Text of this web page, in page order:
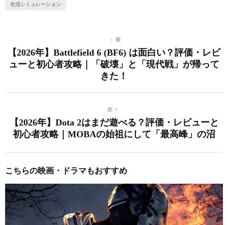
生活シミュレーション
前
【2026年】Battlefield 6 (BF6) は面白い？評価・レビ
ューと初心者攻略｜「破壊」と「現代戦」が帰って
きた！
次
【2026年】Dota 2はまだ遊べる？評価・レビューと
初心者攻略｜MOBAの始祖にして「最高峰」の沼
こちらの映画・ドラマもおすすめ